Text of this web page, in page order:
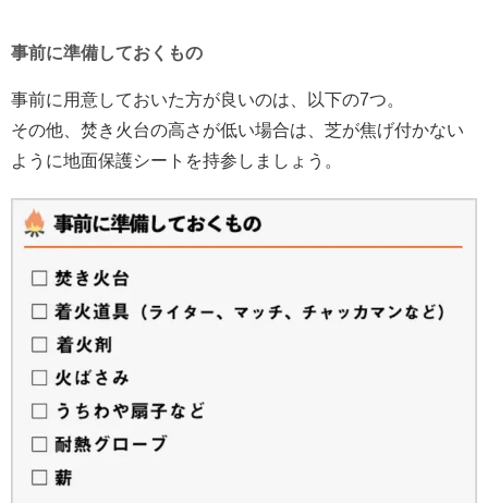
事前に準備しておくもの
事前に用意しておいた方が良いのは、以下の7つ。
その他、焚き火台の高さが低い場合は、芝が焦げ付かない
ように地面保護シートを持参しましょう。